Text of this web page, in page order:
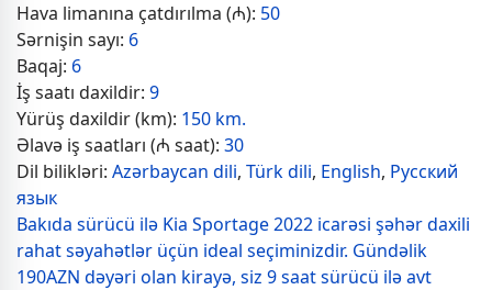
Hava limanına çatdırılma (₼): 50
Sərnişin sayı: 6
Baqaj: 6
İş saatı daxildir: 9
Yürüş daxildir (km): 150 km.
Əlavə iş saatları (₼ saat): 30
Dil bilikləri: Azərbaycan dili, Türk dili, English, Русский
язык
Bakıda sürücü ilə Kia Sportage 2022 icarəsi şəhər daxili
rahat səyahətlər üçün ideal seçiminizdir. Gündəlik
190AZN dəyəri olan kirayə, siz 9 saat sürücü ilə avt